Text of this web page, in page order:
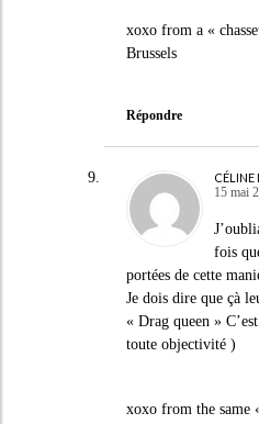
xoxo from a «
Brussels
Répondre
CÉLINE
15 mai
fois
portées de cette
Je dois dire que çà
« Drag queen »
toute objectivité )
xoxo from the same